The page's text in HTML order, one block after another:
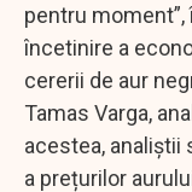
pentru
încetinire a
cererii de aur
Tamas Varga,
acestea, analiștii
a prețurilor